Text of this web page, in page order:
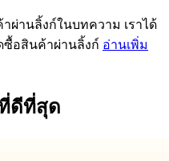
ผ่านลิ้งก์ในบทความ เราได้
อสินค้าผ่านลิ้งก์ อ่านเพิ่ม
ดีที่สุด